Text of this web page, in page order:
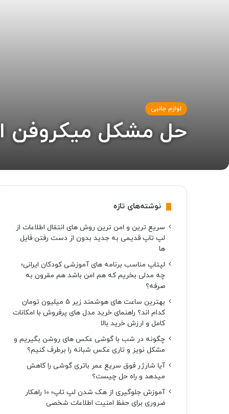
لوازم جانبی
حل مشکل میکروفن ایفون 7 و
نوشته‌های تازه
سریع ترین و امن ترین روش های انتقال اطلاعات از
لپ تاپ قدیمی به جدید بدون از دست رفتن فایل
ها
لپتاپ مناسب برنامه های آموزشی کودکان ایرانی؛
چه مدلی بخریم که هم امن باشد هم مقرون به
صرفه؟
بهترین ساعت های هوشمند زیر ۵ میلیون تومان
کدام اند؟ راهنمای خرید مدل های پرفروش با امکانات
کامل و ارزش خرید بالا
چگونه در شب با گوشی عکس های روشن بگیریم و
مشکل نویز و تاری عکس شبانه را برطرف کنیم؟
آیا شارژر فوق سریع عمر باتری گوشی را کاهش
میدهد و راه حل چیست؟
آموزش جلوگیری از هک شدن لپ تاپ؛ 10 راهکار
ضروری برای حفظ امنیت اطلاعات شخصی